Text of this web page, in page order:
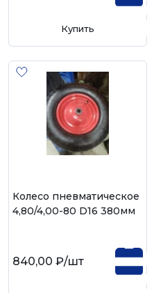
Купить
Колесо пневматическое
4,80/4,00-80 D16 380мм
840,00 ₽/шт